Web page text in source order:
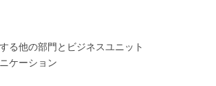
る他の部門とビジネスユニット
ケーション